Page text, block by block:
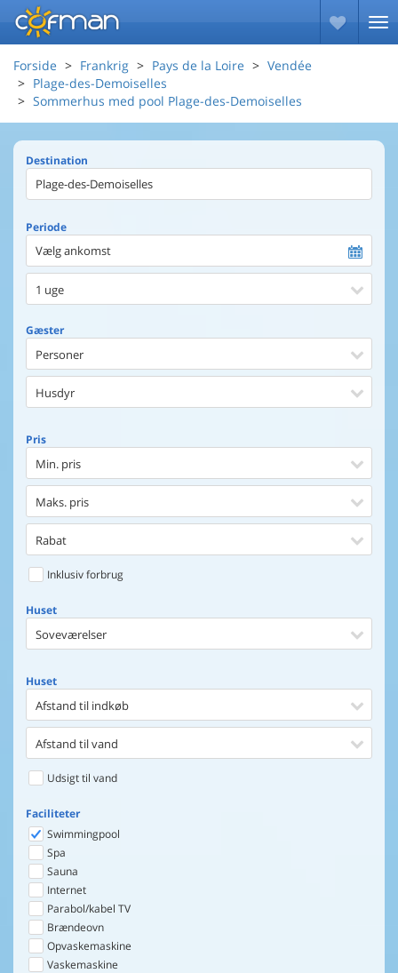
Forside Frankrig Pays de la Loire
Vendée
Plage-des-Demoiselles
Sommerhus med pool Plage-des-Demoiselles
Destination
Periode
Vælg ankomst
1 uge
Gæster
Personer
Husdyr
Pris
Min. pris
Maks. pris
Rabat
Inklusiv forbrug
Huset
Soveværelser
Huset
Afstand til indkøb
Afstand til vand
Udsigt til vand
Faciliteter
Swimmingpool
Spa
Sauna
Internet
Parabol/kabel TV
Brændeovn
Opvaskemaskine
Vaskemaskine